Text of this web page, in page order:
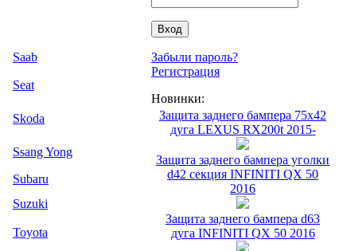
Saab
Seat
Skoda
Ssang Yong
Subaru
Suzuki
Toyota
Забыли пароль?
Регистрация
Новинки:
Защита заднего бампера 75х42
дуга LEXUS RX200t 2015-
Защита заднего бампера уголки
d42 секция INFINITI QX 50
2016
Защита заднего бампера d63
дуга INFINITI QX 50 2016